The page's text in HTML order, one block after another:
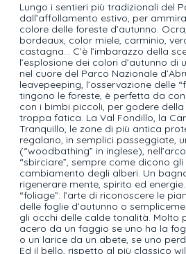
Lungo i sentieri più tradizionali del
dall’affollamento estivo, per
colore delle foreste d’autunno.
bordeaux, color miele, carminio,
castagna… C’è l’imbarazzo della
l’esplosione dei colori d’autunno
nel cuore del Parco Nazionale
leavepeeping, l’osservazione delle
tingono le foreste, è perfetta da
con i bimbi piccoli, per godere
troppa fatica. La Val Fondillo, la
Tranquillo, le zone di più antica
regalano, in semplici passeggiate,
(“woodbathing” in inglese),
“sbirciare”, sempre come dicono
cambiamento degli alberi. Un
rigenerare mente, spirito ed
“foliage”: l’arte di riconoscere le
delle foglie d’autunno o
gli occhi delle calde tonalità. Molto
acero da un faggio se uno ha la
o un larice da un abete, se uno
Ed il bello, rispetto al più classico